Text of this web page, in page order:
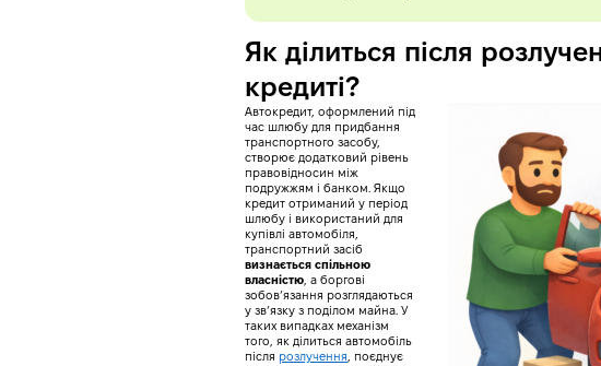
Як ділиться після
кредиті?
Автокредит, оформлений під
час шлюбу для придбання
транспортного засобу,
створює додатковий рівень
правовідносин між
подружжям і банком. Якщо
кредит отриманий у період
шлюбу і використаний для
купівлі автомобіля,
транспортний засіб
визнається спільною
власністю , а боргові
зобов’язання розглядаються
у зв’язку з поділом майна. У
таких випадках механізм
того, як ділиться автомобіль
після розлучення , поєднує